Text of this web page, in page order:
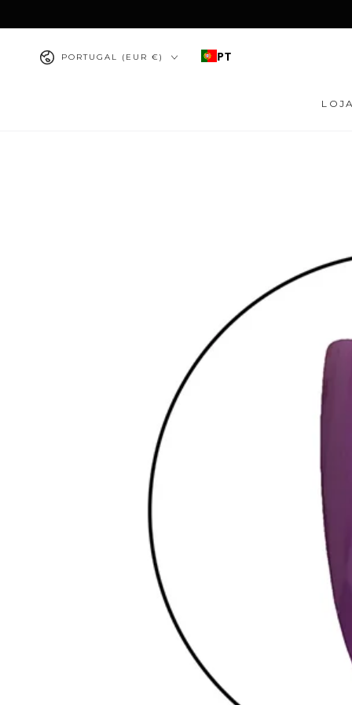
País/região
PORTUGAL (EUR €) PT